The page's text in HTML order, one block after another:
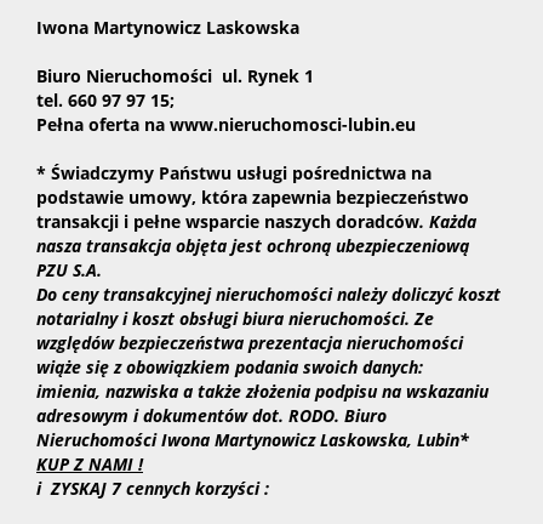
Iwona Martynowicz Laskowska
Biuro Nieruchomości ul. Rynek 1
tel. 660 97 97 15;
Pełna oferta na www.nieruchomosci-lubin.eu
* Świadczymy Państwu usługi pośrednictwa na
podstawie umowy, która zapewnia bezpieczeństwo
transakcji i pełne wsparcie naszych doradców. Każda
nasza transakcja objęta jest ochroną ubezpieczeniową
PZU S.A.
Do ceny transakcyjnej nieruchomości należy doliczyć koszt
notarialny i koszt obsługi biura nieruchomości. Ze
względów bezpieczeństwa prezentacja nieruchomości
wiąże się z obowiązkiem podania swoich danych:
imienia, nazwiska a także złożenia podpisu na wskazaniu
adresowym i dokumentów dot. RODO. Biuro
Nieruchomości Iwona Martynowicz Laskowska, Lubin*
KUP Z NAMI !
i ZYSKAJ 7 cennych korzyści :